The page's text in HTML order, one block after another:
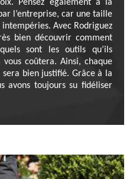
Pensez également à la
l’entreprise, car une taille
Avec Rodriguez
bien découvrir comment
sont les outils qu’ils
coûtera. Ainsi, chaque
bien justifié. Grâce à la
avons toujours su fidéliser